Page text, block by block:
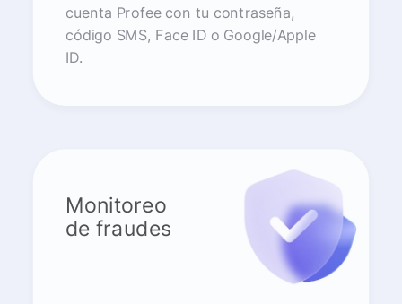
cuenta Profee con tu contraseña,
código SMS, Face ID o Google/Apple
ID.
Monitoreo
de fraudes